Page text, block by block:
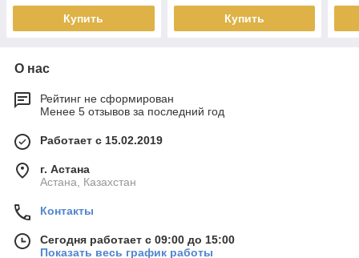
Купить Купить
О нас
Рейтинг не сформирован
Менее 5 отзывов за последний год
Работает с 15.02.2019
г. Астана
Астана, Казахстан
Контакты
Сегодня работает с 09:00 до 15:00
Показать весь график работы